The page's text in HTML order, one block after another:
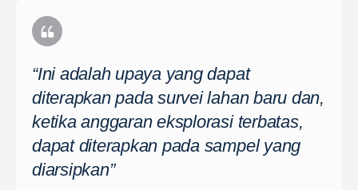
“Ini adalah upaya yang dapat
diterapkan pada survei lahan baru dan,
ketika anggaran eksplorasi terbatas,
dapat diterapkan pada sampel yang
diarsipkan”